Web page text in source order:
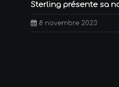
Sterling présente sa
8 novembre 2023